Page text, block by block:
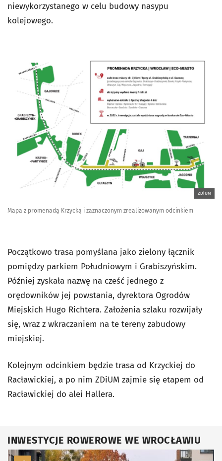
niewykorzystanego w celu budowy nasypu
kolejowego.
ZDiUM
Mapa z promenadą Krzycką i zaznaczonym zrealizowanym odcinkiem
Początkowo trasa pomyślana jako zielony łącznik
pomiędzy parkiem Południowym i Grabiszyńskim.
Później zyskała nazwę na cześć jednego z
orędowników jej powstania, dyrektora Ogrodów
Miejskich Hugo Richtera. Założenia szlaku rozwijały
się, wraz z wkraczaniem na te tereny zabudowy
miejskiej.
Kolejnym odcinkiem będzie trasa od Krzyckiej do
Racławickiej, a po nim ZDiUM zajmie się etapem od
Racławickiej do alei Hallera.
INWESTYCJE ROWEROWE WE WROCŁAWIU